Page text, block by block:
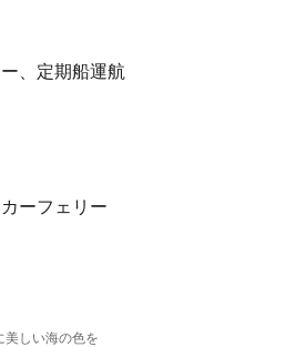
、定期船運航
ーフェリー
美しい海の色を